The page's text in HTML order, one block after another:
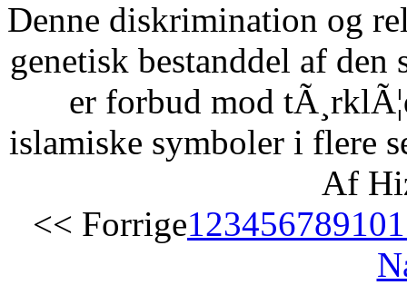
Denne diskrimination og
genetisk bestanddel af
er forbud mod
islamiske symboler i flere
Af
<< Forrige12345678910